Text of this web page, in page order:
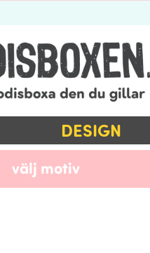
DESIGN
välj motiv